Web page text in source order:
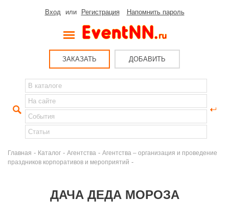
Вход или Регистрация Напомнить пароль
ЗАКАЗАТЬ ДОБАВИТЬ
Главная - Каталог - Агентства - Агентства – организация и проведение
праздников корпоративов и мероприятий -
ДАЧА ДЕДА МОРОЗА